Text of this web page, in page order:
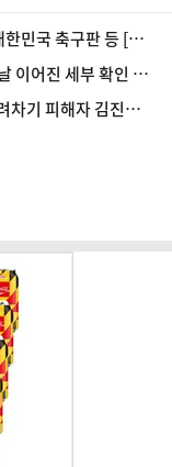
한민국 축구판 등 [8/
이어진 세부 확인 작
기 피해자 김진주